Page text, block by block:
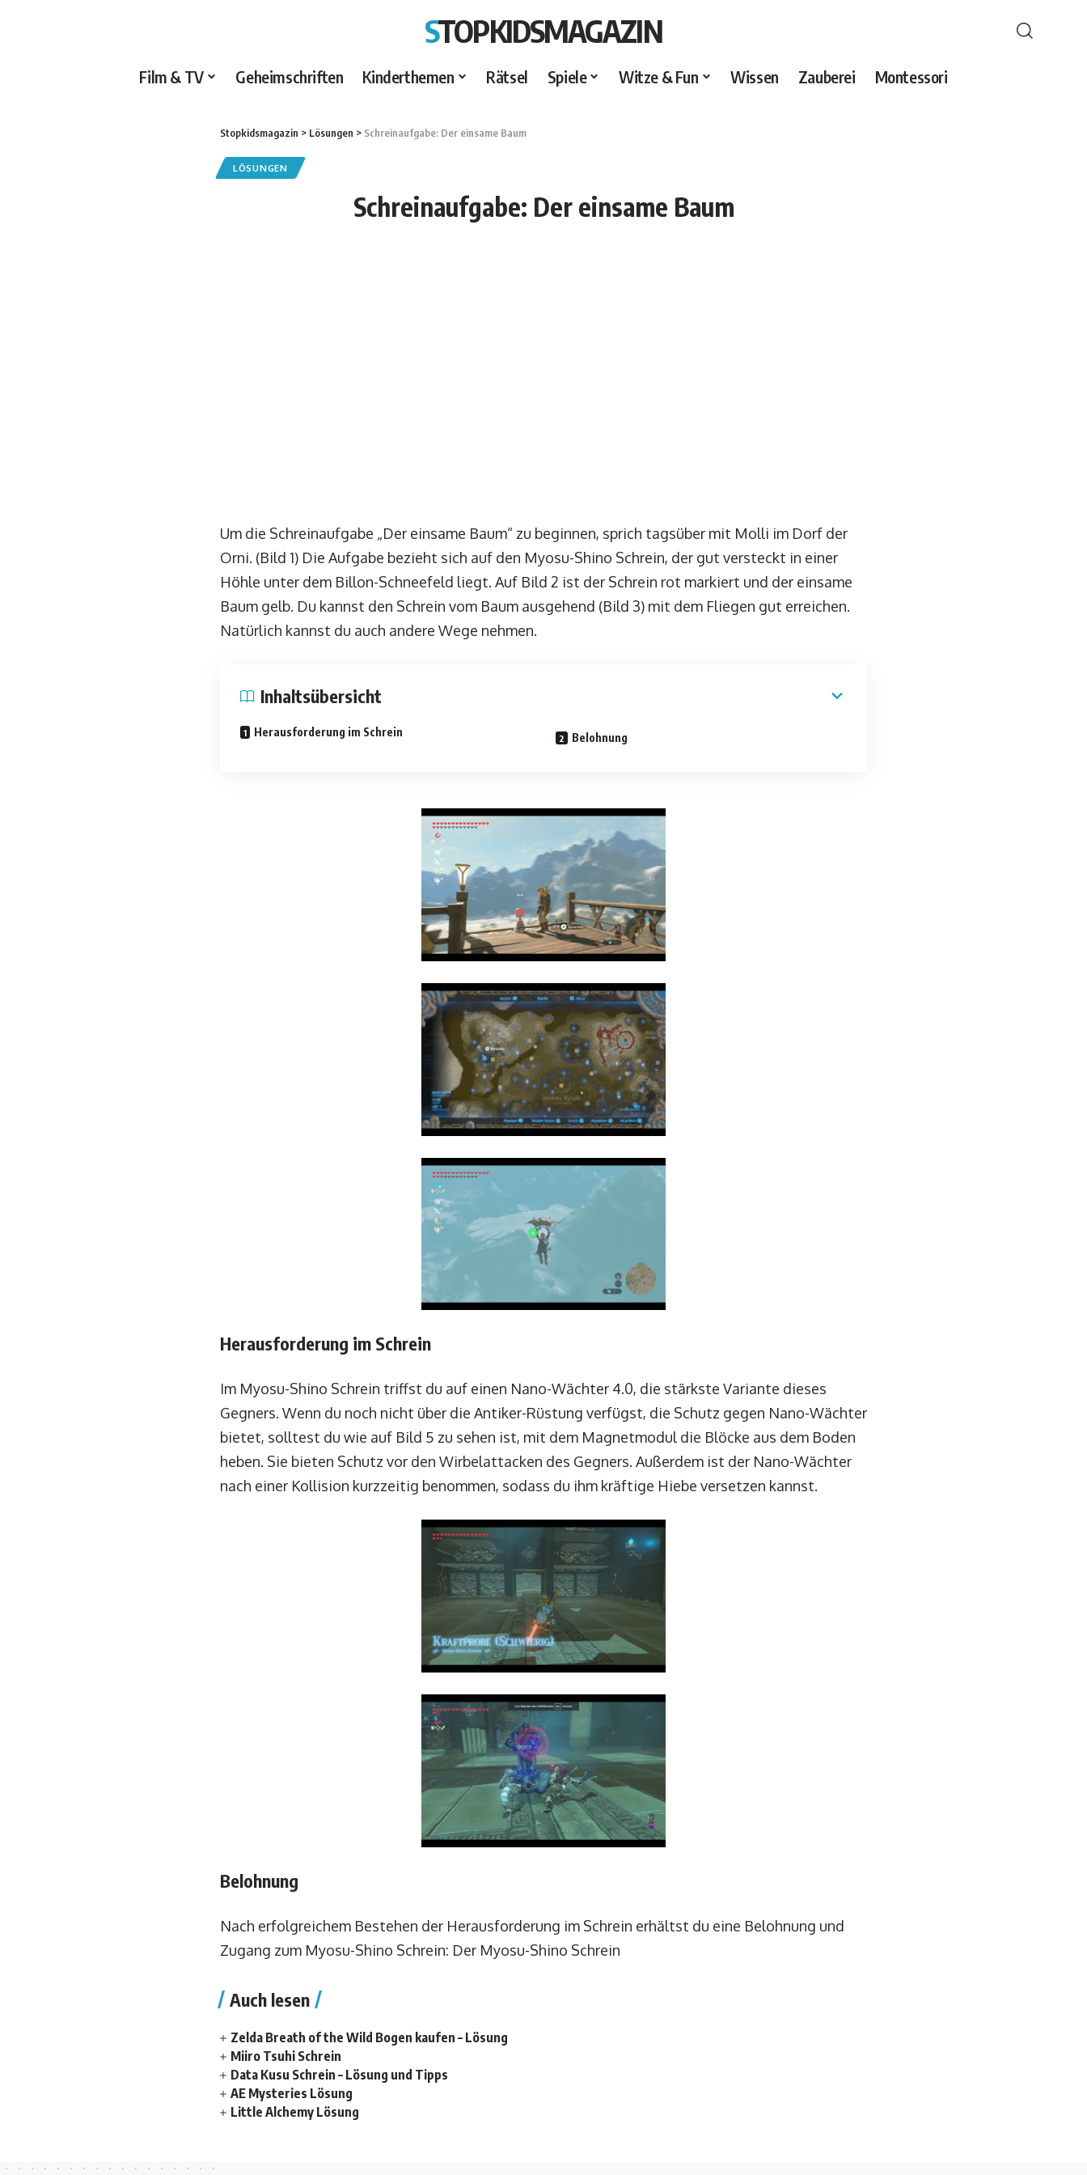
STOPKIDSMAGAZIN
Film & TV Geheimschriften Kinderthemen Rätsel Spiele Witze & Fun Wissen Zauberei Montessori
Stopkidsmagazin > Lösungen > Schreinaufgabe: Der einsame Baum
LÖSUNGEN
Schreinaufgabe: Der einsame Baum
Um die Schreinaufgabe „Der einsame Baum“ zu beginnen, sprich tagsüber mit Molli im Dorf der
Orni. (Bild 1) Die Aufgabe bezieht sich auf den Myosu-Shino Schrein, der gut versteckt in einer
Höhle unter dem Billon-Schneefeld liegt. Auf Bild 2 ist der Schrein rot markiert und der einsame
Baum gelb. Du kannst den Schrein vom Baum ausgehend (Bild 3) mit dem Fliegen gut erreichen.
Natürlich kannst du auch andere Wege nehmen.
Inhaltsübersicht
Herausforderung im Schrein Belohnung
Herausforderung im Schrein
Im Myosu-Shino Schrein triffst du auf einen Nano-Wächter 4.0, die stärkste Variante dieses
Gegners. Wenn du noch nicht über die Antiker-Rüstung verfügst, die Schutz gegen Nano-Wächter
bietet, solltest du wie auf Bild 5 zu sehen ist, mit dem Magnetmodul die Blöcke aus dem Boden
heben. Sie bieten Schutz vor den Wirbelattacken des Gegners. Außerdem ist der Nano-Wächter
nach einer Kollision kurzzeitig benommen, sodass du ihm kräftige Hiebe versetzen kannst.
Belohnung
Nach erfolgreichem Bestehen der Herausforderung im Schrein erhältst du eine Belohnung und
Zugang zum Myosu-Shino Schrein: Der Myosu-Shino Schrein
Auch lesen
Zelda Breath of the Wild Bogen kaufen – Lösung
Miiro Tsuhi Schrein
Data Kusu Schrein – Lösung und Tipps
AE Mysteries Lösung
Little Alchemy Lösung